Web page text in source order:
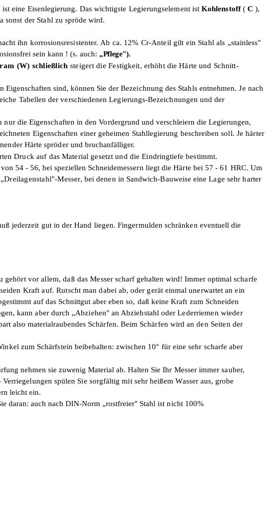
eine Eisenlegierung. Das wichtigste Legierungselement istKohlenstoff(C),
sonst der Stahl zuspröde wird.
ihn korrosionsresistenter.Ab ca. 12% Cr-Anteil gilt ein Stahl als „stainless"
sein kann ! (s. auch: „Pflege").
(W) schließlich steigert dieFestigkeit, erhöht die Härte und Schnitt-
Eigenschaften sind, können Sie der Bezeichnung des Stahls entnehmen. Je nach
Tabellen der verschiedenen Legierungs-Bezeichnungen und der
nur die Eigenschaften in den Vordergrundund verschleiern die Legierungen,
Eigenschaften einer geheimen Stahl­legierung beschreiben soll. Je härter
Härte spröder undbruchanfälliger.
ten Druck auf das Material gesetzt und dieEindringtiefe bestimmt.
54 - 56, bei speziellen Schneide­messern liegt die Härte bei 57 - 61 HRC. Um
Messer,bei denen in Sandwich-Bauweise eine Lage sehr harter
jederzeit gut in der Hand liegen. Fingermulden schränken eventuell die
gehört vor allem, daß das Messerscharf gehalten wird! Immer optimalscharfe
Kraft auf. Rutschtman dabei ab, oder gerät einmal unerwartetan ein
auf das Schnittgut aber eben so, daß keine Kraft zum Schneiden
kann aber durch „Abziehen" an Abziehstahl oderLederriemen wieder
also materialrau­bendes Schärfen. Beim Schärfen wird anden Seiten der
zum Schärfstein beibehalten: zwischen 10° für eine sehr scharfe aber
nehmen sie zuwenig Material ab. Halten Sie Ihr Messer immer sauber,
spülen Sie sorgfältig mit sehr heißem Wasser aus, grobe
leicht ein.
daran: auch nach DIN-Norm „rostfreier" Stahl ist nicht 100%